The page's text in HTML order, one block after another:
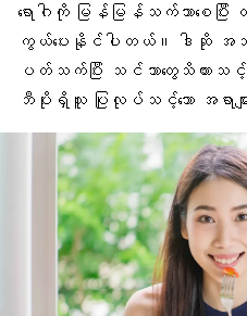
ရောဂါကို မြန်မြန်သက်သာစေပြီး
ကွယ်ပေးနိုင်ပါတယ်။ ဒါဆို အသည်
ပတ်သက်ပြီး သင်ဘာတွေသိထားသ
ဘီပိုးရှိသူ ပြုလုပ်သင့်သော အရာမျ